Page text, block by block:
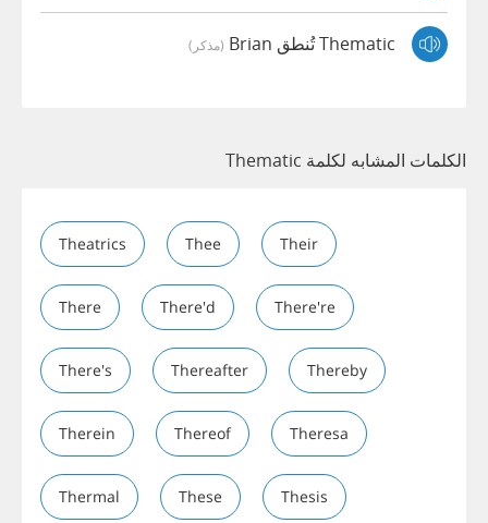
Thematic تُنطق Brian (مذكر)
الكلمات المشابه لكلمة Thematic
Theatrics Thee Their
There There'd There're
There's Thereafter Thereby
Therein Thereof Theresa
Thermal These Thesis